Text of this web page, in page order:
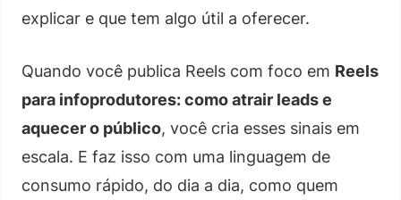
explicar e que tem algo útil a oferecer.
Quando você publica Reels com foco em Reels
para infoprodutores: como atrair leads e
aquecer o público, você cria esses sinais em
escala. E faz isso com uma linguagem de
consumo rápido, do dia a dia, como quem